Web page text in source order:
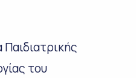
του